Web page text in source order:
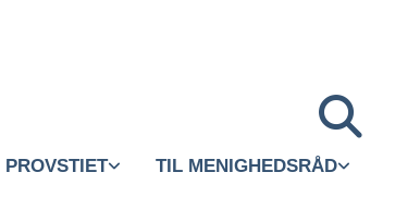
PROVSTIET TIL MENIGHEDSRÅD